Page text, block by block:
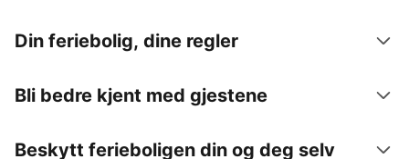
Din feriebolig, dine regler
Bli bedre kjent med gjestene
Beskytt ferieboligen din og deg selv